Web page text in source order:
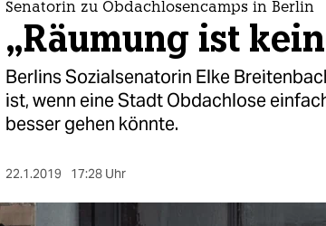
Senatorin zu Obdachlosencamps in Berlin
„Räumung ist
Berlins Sozialsenatorin Elke
ist, wenn eine Stadt Obdachlose
besser gehen könnte.
22.1.2019 17:28 Uhr